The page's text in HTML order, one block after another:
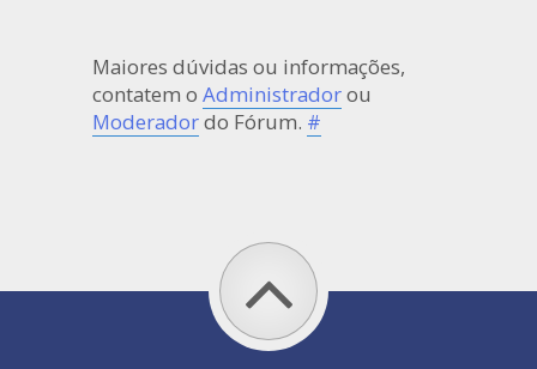
Maiores dúvidas ou informações,
contatem oAdministradorou
Moderadordo Fórum. #